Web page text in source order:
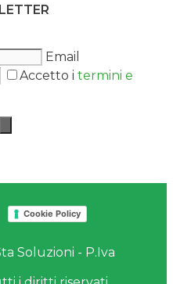
Email
Accetto i termini e
Cookie Policy
Soluzioni - P.Iva